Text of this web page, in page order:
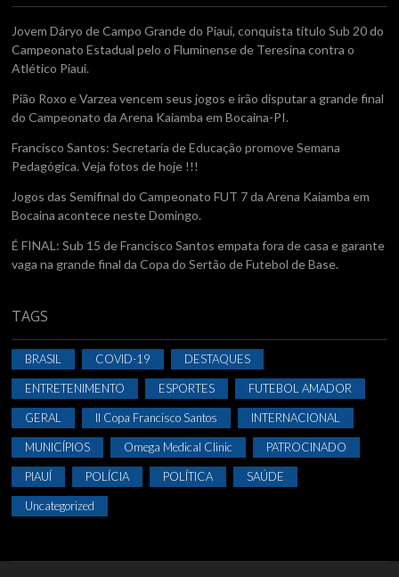
Jovem Dáryo de Campo Grande do Piauí, conquista titulo Sub 20 do
Campeonato Estadual pelo o Fluminense de Teresina contra o
Atlético Piaui.
Pião Roxo e Varzea vencem seus jogos e irão disputar a grande final
do Campeonato da Arena Kaiamba em Bocaina-PI.
Francisco Santos: Secretaria de Educação promove Semana
Pedagógica. Veja fotos de hoje !!!
Jogos das Semifinal do Campeonato FUT 7 da Arena Kaiamba em
Bocaina acontece neste Domingo.
É FINAL: Sub 15 de Francisco Santos empata fora de casa e garante
vaga na grande final da Copa do Sertão de Futebol de Base.
TAGS
BRASIL COVID-19 DESTAQUES
ENTRETENIMENTO ESPORTES FUTEBOL AMADOR
GERAL II Copa Francisco Santos INTERNACIONAL
MUNICÍPIOS Omega Medical Clinic PATROCINADO
PIAUÍ POLÍCIA POLÍTICA SAÚDE
Uncategorized